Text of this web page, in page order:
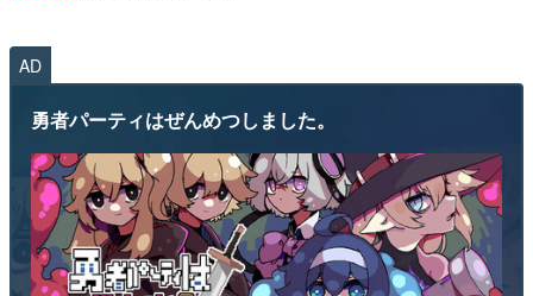
AD
勇者パーティはぜんめつしました。